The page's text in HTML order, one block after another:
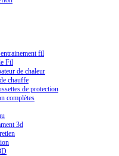
fil
Fil
de chaleur
chauffe
de protection
complètes
3d